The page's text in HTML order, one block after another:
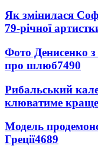
Як змінилася
79-річної
Фото Денисенко
про шлюб7490
Рибальський
клюватиме краще
Модель
Греції4689